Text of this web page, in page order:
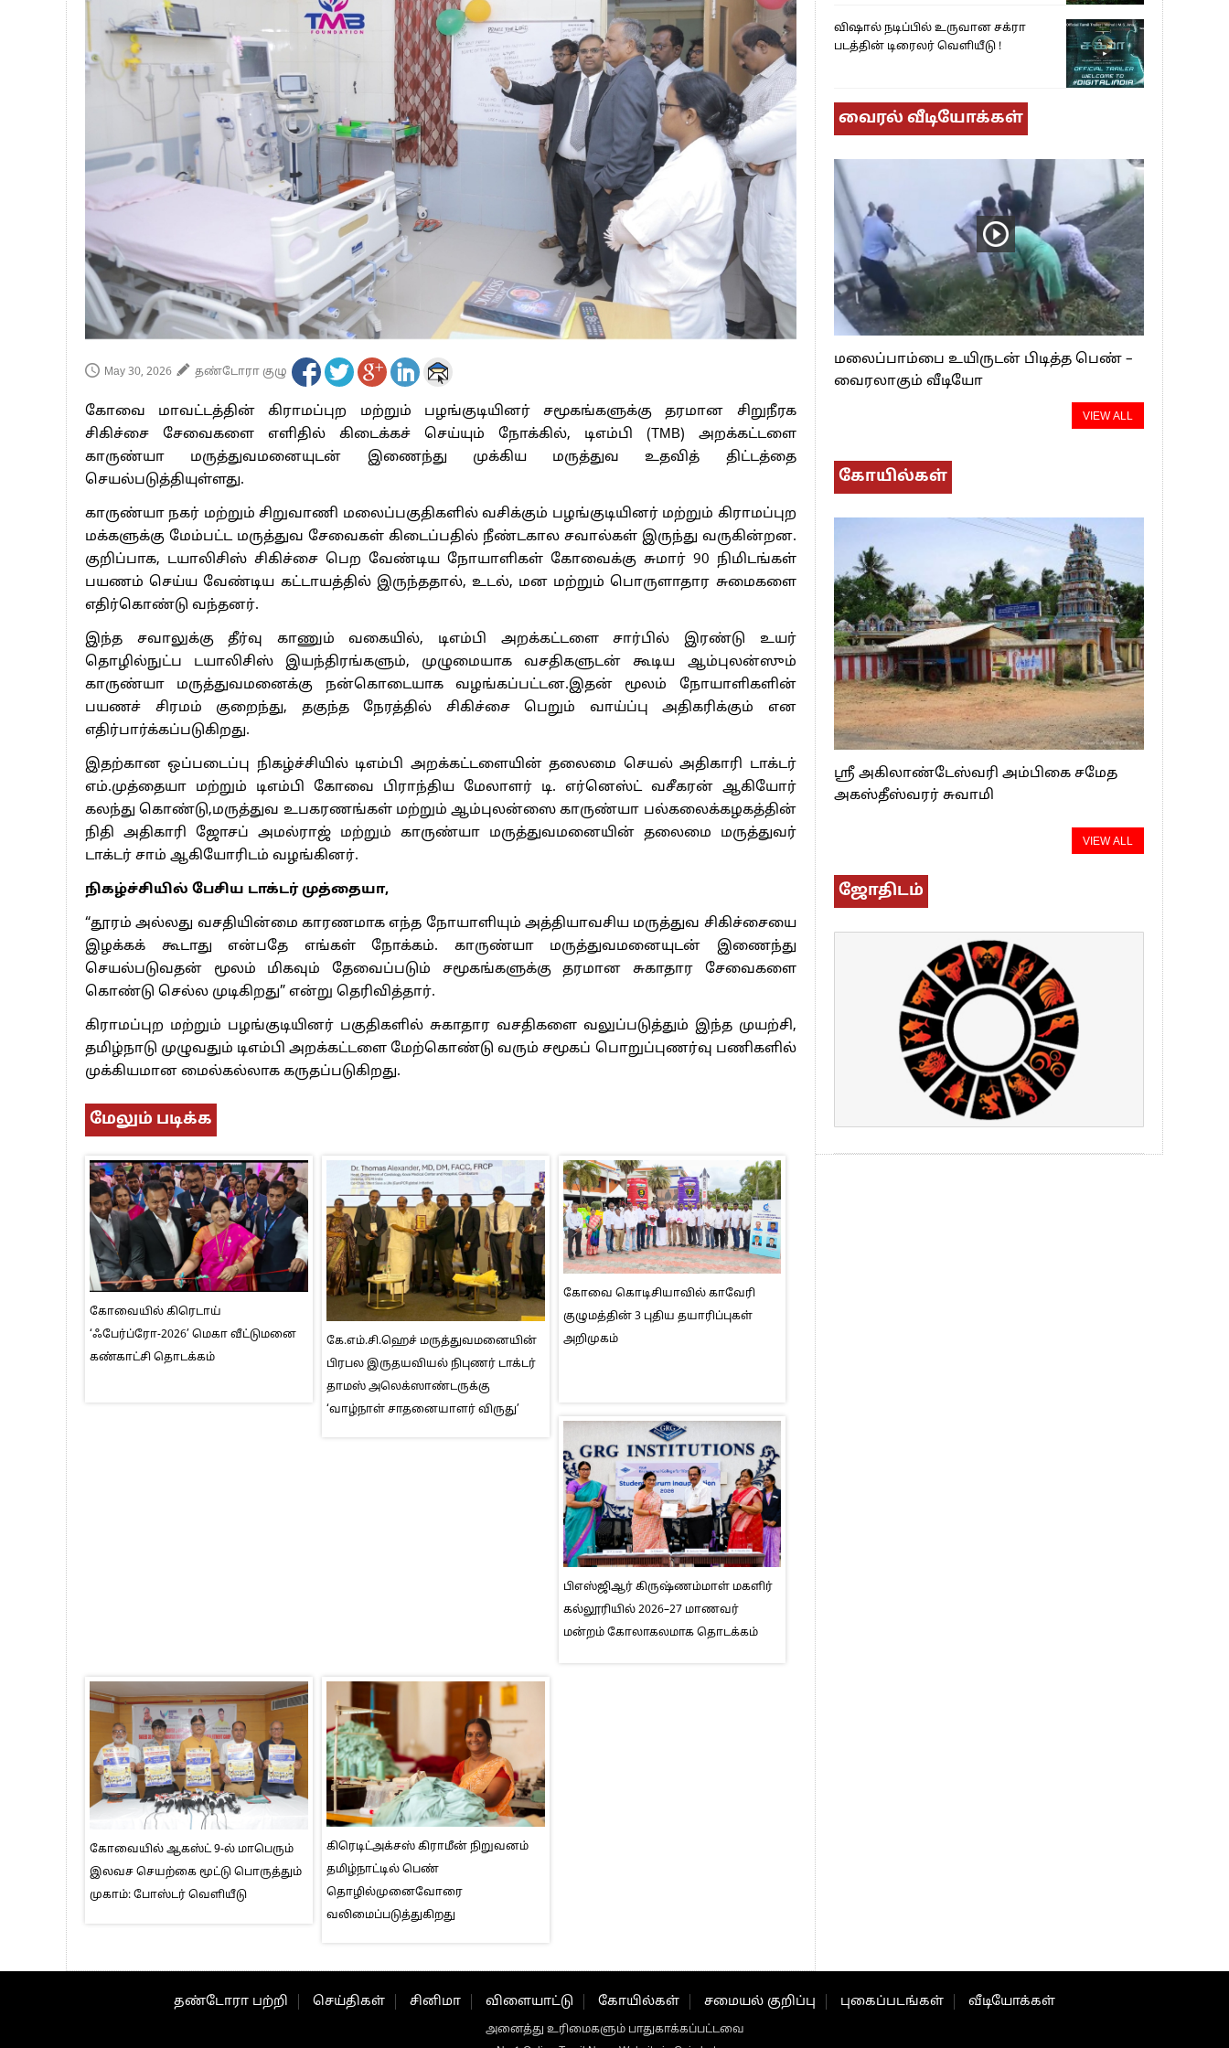
பாகிஸ்தானின் அணு ஆயுத மிரட்டலுக்கு அஞ்சமாட்டோம் – இந்தியா
மத்திய ஆசிரியர் தகுதித் தேர்வு: பட்டதாரிகள் அக்.16 வரை விண்ணப்பிக்கலாம்
தமிழக சட்டப்பேரவையில் காலியிடங்கள் 6 ஆக உயர்வு
May 30, 2026 தண்டோரா குழு
கோவை மாவட்டத்தின் கிராமப்புற மற்றும் பழங்குடியினர் சமூகங்களுக்கு தரமான சிறுநீரக
சிகிச்சை சேவைகளை எளிதில் கிடைக்கச் செய்யும் நோக்கில், டிஎம்பி (TMB) அறக்கட்டளை
காருண்யா மருத்துவமனையுடன் இணைந்து முக்கிய மருத்துவ உதவித் திட்டத்தை
செயல்படுத்தியுள்ளது.
காருண்யா நகர் மற்றும் சிறுவாணி மலைப்பகுதிகளில் வசிக்கும் பழங்குடியினர் மற்றும் கிராமப்புற
மக்களுக்கு மேம்பட்ட மருத்துவ சேவைகள் கிடைப்பதில் நீண்டகால சவால்கள் இருந்து வருகின்றன.
குறிப்பாக, டயாலிசிஸ் சிகிச்சை பெற வேண்டிய நோயாளிகள் கோவைக்கு சுமார் 90 நிமிடங்கள்
பயணம் செய்ய வேண்டிய கட்டாயத்தில் இருந்ததால், உடல், மன மற்றும் பொருளாதார சுமைகளை
எதிர்கொண்டு வந்தனர்.
இந்த சவாலுக்கு தீர்வு காணும் வகையில், டிஎம்பி அறக்கட்டளை சார்பில் இரண்டு உயர்
தொழில்நுட்ப டயாலிசிஸ் இயந்திரங்களும், முழுமையாக வசதிகளுடன் கூடிய ஆம்புலன்ஸும்
காருண்யா மருத்துவமனைக்கு நன்கொடையாக வழங்கப்பட்டன.இதன் மூலம் நோயாளிகளின்
பயணச் சிரமம் குறைந்து, தகுந்த நேரத்தில் சிகிச்சை பெறும் வாய்ப்பு அதிகரிக்கும் என
எதிர்பார்க்கப்படுகிறது.
இதற்கான ஒப்படைப்பு நிகழ்ச்சியில் டிஎம்பி அறக்கட்டளையின் தலைமை செயல் அதிகாரி டாக்டர்
எம்.முத்தையா மற்றும் டிஎம்பி கோவை பிராந்திய மேலாளர் டி. எர்னெஸ்ட் வசீகரன் ஆகியோர்
கலந்து கொண்டு,மருத்துவ உபகரணங்கள் மற்றும் ஆம்புலன்ஸை காருண்யா பல்கலைக்கழகத்தின்
நிதி அதிகாரி ஜோசப் அமல்ராஜ் மற்றும் காருண்யா மருத்துவமனையின் தலைமை மருத்துவர்
டாக்டர் சாம் ஆகியோரிடம் வழங்கினர்.
நிகழ்ச்சியில் பேசிய டாக்டர் முத்தையா,
“தூரம் அல்லது வசதியின்மை காரணமாக எந்த நோயாளியும் அத்தியாவசிய மருத்துவ சிகிச்சையை
இழக்கக் கூடாது என்பதே எங்கள் நோக்கம். காருண்யா மருத்துவமனையுடன் இணைந்து
செயல்படுவதன் மூலம் மிகவும் தேவைப்படும் சமூகங்களுக்கு தரமான சுகாதார சேவைகளை
கொண்டு செல்ல முடிகிறது” என்று தெரிவித்தார்.
கிராமப்புற மற்றும் பழங்குடியினர் பகுதிகளில் சுகாதார வசதிகளை வலுப்படுத்தும் இந்த முயற்சி,
தமிழ்நாடு முழுவதும் டிஎம்பி அறக்கட்டளை மேற்கொண்டு வரும் சமூகப் பொறுப்புணர்வு பணிகளில்
முக்கியமான மைல்கல்லாக கருதப்படுகிறது.
மேலும் படிக்க
கோவையில் கிரெடாய்
‘ஃபேர்ப்ரோ-2026’ மெகா வீட்டுமனை
கண்காட்சி தொடக்கம்
கே.எம்.சி.ஹெச் மருத்துவமனையின்
பிரபல இருதயவியல் நிபுணர் டாக்டர்
தாமஸ் அலெக்ஸாண்டருக்கு
‘வாழ்நாள் சாதனையாளர் விருது’
கோவை கொடிசியாவில் காவேரி
குழுமத்தின் 3 புதிய தயாரிப்புகள்
அறிமுகம்
பிஎஸ்ஜிஆர் கிருஷ்ணம்மாள் மகளிர்
கல்லூரியில் 2026–27 மாணவர்
மன்றம் கோலாகலமாக தொடக்கம்
கோவையில் ஆகஸ்ட் 9-ல் மாபெரும்
இலவச செயற்கை மூட்டு பொருத்தும்
முகாம்: போஸ்டர் வெளியீடு
கிரெடிட்அக்சஸ் கிராமீன் நிறுவனம்
தமிழ்நாட்டில் பெண்
தொழில்முனைவோரை
வலிமைப்படுத்துகிறது
விஷால் நடிப்பில் உருவான சக்ரா
படத்தின் டிரைலர் வெளியீடு !
வைரல் வீடியோக்கள்
மலைப்பாம்பை உயிருடன் பிடித்த பெண் –
வைரலாகும் வீடியோ
VIEW ALL
கோயில்கள்
ஸ்ரீ அகிலாண்டேஸ்வரி அம்பிகை சமேத
அகஸ்தீஸ்வரர் சுவாமி
VIEW ALL
ஜோதிடம்
தண்டோரா பற்றி செய்திகள் சினிமா விளையாட்டு கோயில்கள் சமையல் குறிப்பு புகைப்படங்கள் வீடியோக்கள்
அனைத்து உரிமைகளும் பாதுகாக்கப்பட்டவை